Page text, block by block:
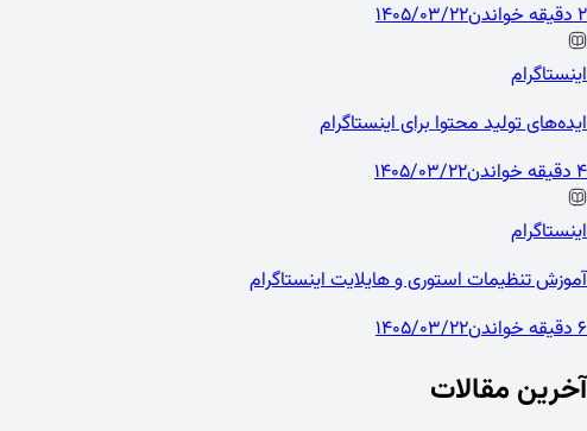
2 دقیقه خواندن
1405/03/22
اینستاگرام
ایده‌های تولید محتوا برای اینستاگرام
4 دقیقه خواندن
1405/03/22
اینستاگرام
آموزش تنظیمات استوری و هایلایت اینستاگرام
6 دقیقه خواندن
1405/03/22
آخرین مقالات